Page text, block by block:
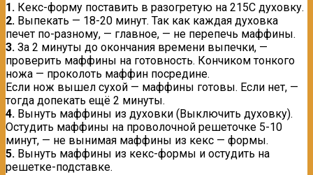
1. Кекс-форму поставить в разогретую на 215С духовку.
2. Выпекать — 18-20 минут. Так как каждая духовка
печет по-разному, — главное, — не перепечь маффины.
3. За 2 минуты до окончания времени выпечки, —
проверить маффины на готовность. Кончиком тонкого
ножа — проколоть маффин посредине.
Если нож вышел сухой — маффины готовы. Если нет, —
тогда допекать ещё 2 минуты.
4. Вынуть маффины из духовки (Выключить духовку).
Остудить маффины на проволочной решеточке 5-10
минут, — не вынимая маффины из кекс — формы.
5. Вынуть маффины из кекс-формы и остудить на
решетке-подставке.